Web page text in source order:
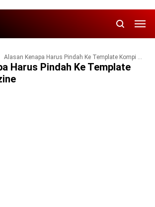
Alasan Kenapa Harus Pindah Ke Template Kompi Magazine
Harus Pindah Ke Template